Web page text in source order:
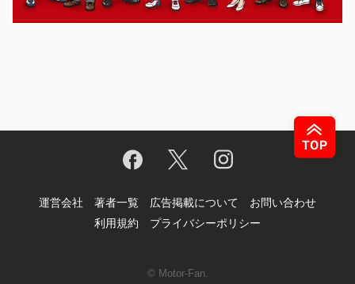
運営会社 著者一覧 広告掲載について
お問い合わせ
利用規約
プライバシーポリシー
© Motor-Fan.